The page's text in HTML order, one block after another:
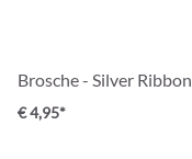
Brosche - Silver Ribbon
€ 4,95*